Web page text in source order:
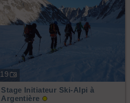
19
Stage Initiateur Ski-Alpi à
Argentière